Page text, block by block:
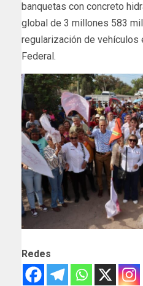
banquetas con concreto
global de 3 millones 583
regularización de vehículos
Federal.
Redes